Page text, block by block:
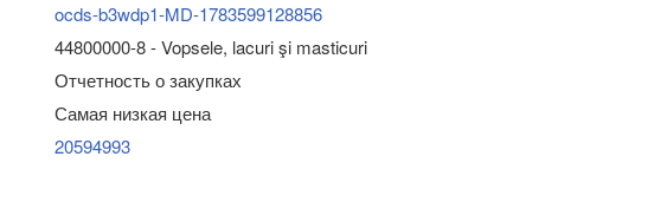
ocds-b3wdp1-MD-1783599128856
44800000-8 - Vopsele, lacuri şi masticuri
Отчетность о закупках
Самая низкая цена
20594993